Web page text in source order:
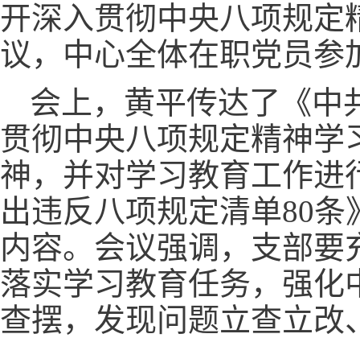
开深入贯彻中央八项规
议，中心全体在职党员参
会上，黄平传达了《中
贯彻中央八项规定精神
神，并对学习教育工作进
出违反八项规定清单80
内容。 会议强调，支部要
落实学习教育任务，强化
查摆，发现问题立查立改